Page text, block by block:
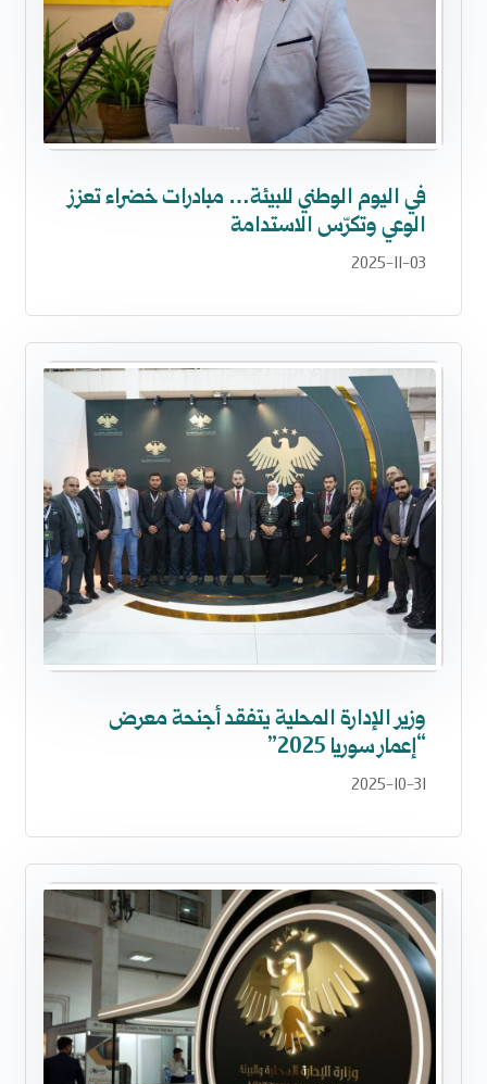
في اليوم الوطني للبيئة… مبادرات خضراء تعزز
الوعي وتكرّس الاستدامة
2025-11-03
وزير الإدارة المحلية يتفقد أجنحة معرض
“إعمار سوريا 2025”
2025-10-31